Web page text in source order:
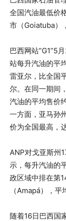
全国汽油最低价
市（Goiatuba）
巴西网站“G1”5
站每升汽油的平
雷亚尔，比全国
尔。在同一期间
汽油的平均售价
一方面，亚马孙
价为全国最高，
ANP对戈亚斯州
示，每升汽油的
政区域中排在第
（Amapá），
随着16日巴西国